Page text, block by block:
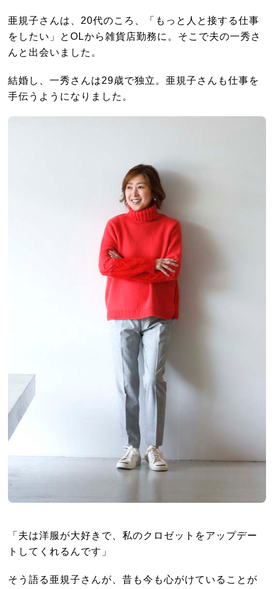
亜規子さんは、20代のころ、「もっと人と接する仕事
をしたい」とOLから雑貨店勤務に。そこで夫の一秀さ
んと出会いました。
結婚し、一秀さんは29歳で独立。亜規子さんも仕事を
手伝うようになりました。
「夫は洋服が大好きで、私のクロゼットをアップデー
トしてくれるんです」
そう語る亜規子さんが、昔も今も心がけていることが